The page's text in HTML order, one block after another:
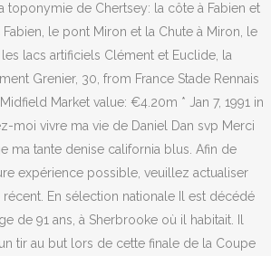
toponymie de Chertsey: la côte à Fabien et
le pont Miron et la Chute à Miron, le
lacs artificiels Clément et Euclide, la
Grenier, 30, from France Stade Rennais
Market value: €4.20m * Jan 7, 1991 in
moi vivre ma vie de Daniel Dan svp Merci
ma tante denise california blus. Afin de
expérience possible, veuillez actualiser
En sélection nationale Il est décédé
de 91 ans, à Sherbrooke où il habitait. Il
tir au but lors de cette finale de la Coupe